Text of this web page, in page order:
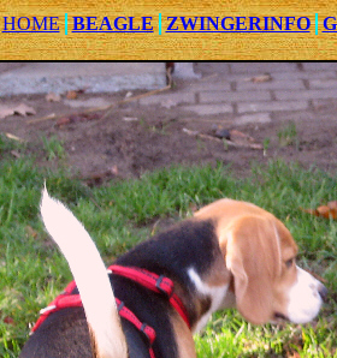
HOME BEAGLE ZWINGERINFO